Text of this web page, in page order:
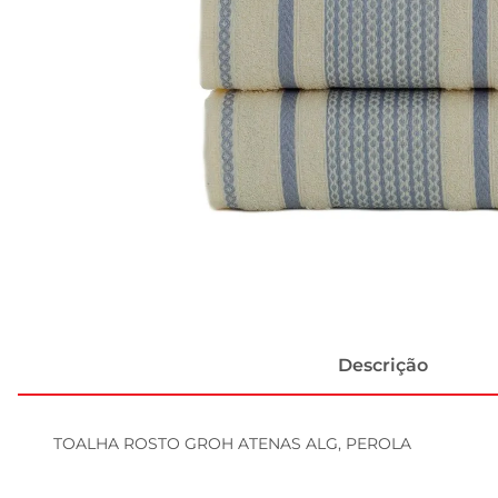
Descrição
TOALHA ROSTO GROH ATENAS ALG, PEROLA